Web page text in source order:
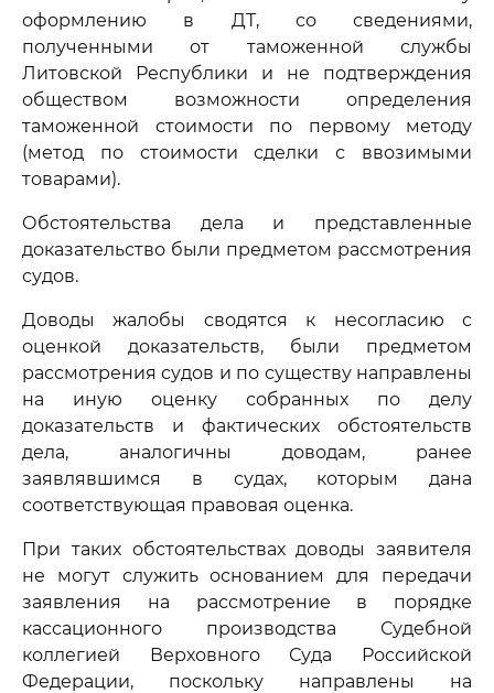
оформлению в ДТ, со сведениями,
полученными от таможенной службы
Литовской Республики и не подтверждения
обществом возможности определения
таможенной стоимости по первому методу
(метод по стоимости сделки с ввозимыми
товарами).
Обстоятельства дела и представленные
доказательство были предметом рассмотрения
судов.
Доводы жалобы сводятся к несогласию с
оценкой доказательств, были предметом
рассмотрения судов и по существу направлены
на иную оценку собранных по делу
доказательств и фактических обстоятельств
дела, аналогичны доводам, ранее
заявлявшимся в судах, которым дана
соответствующая правовая оценка.
При таких обстоятельствах доводы заявителя
не могут служить основанием для передачи
заявления на рассмотрение в порядке
кассационного производства Судебной
коллегией Верховного Суда Российской
Федерации, поскольку направлены на